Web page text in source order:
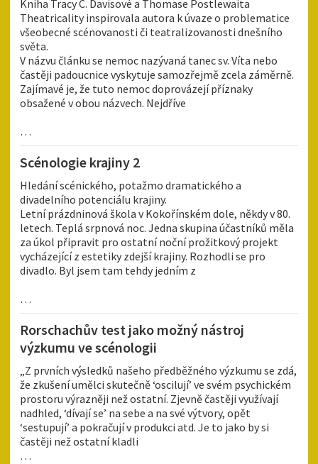
Kniha Tracy C. Davisové a Thomase Postlewaita
Theatricality inspirovala autora k úvaze o problematice
všeobecné scénovanosti či teatralizovanosti dnešního
světa.
V názvu článku se nemoc nazývaná tanec sv. Víta nebo
častěji padoucnice vyskytuje samozřejmě zcela záměrně.
Zajímavé je, že tuto nemoc doprovázejí příznaky
obsažené v obou názvech. Nejdříve
…
Scénologie krajiny 2
Hledání scénického, potažmo dramatického a
divadelního potenciálu krajiny.
Letní prázdninová škola v Kokořínském dole, někdy v 80.
letech. Teplá srpnová noc. Jedna skupina účastníků měla
za úkol připravit pro ostatní noční prožitkový projekt
vycházející z estetiky zdejší krajiny. Rozhodli se pro
divadlo. Byl jsem tam tehdy jedním z
…
Rorschachův test jako možný nástroj
výzkumu ve scénologii
„Z prvních výsledků našeho předběžného výzkumu se zdá,
že zkušení umělci skutečně ‘oscilují’ ve svém psychickém
prostoru výrazněji než ostatní. Zjevně častěji využívají
nadhled, ‘dívají se’ na sebe a na své výtvory, opět
‘sestupují’ a pokračují v produkci atd. Je to jako by si
častěji než ostatní kladli
…